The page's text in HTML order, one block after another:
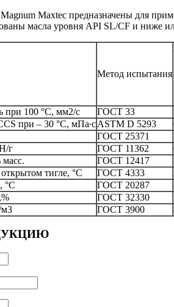
Maxtec предназначены для
масла уровня API SL/CF и
Метод испытания
при 100 °С, мм2/с ГОСТ 33
при – 30 °С, мПа∙сASTM D 5293
ГОСТ 25371
г
ГОСТ 11362
масс.
ГОСТ 12417
тигле, °С
ГОСТ 4333
°С
ГОСТ 20287
ГОСТ 32330
м3
ГОСТ 3900